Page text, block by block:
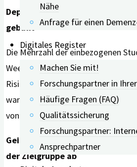
Nähe
Anfrage für einen
Digitales Register
Machen Sie mit!
Forschungspartner in
Häufige Fragen (FAQ)
Qualitätssicherung
Forschungspartner:
Ansprechpartner
Depression und Angst:
geballt
Die Mehrzahl der einbezogenen
Weekend-Warrior-Muster auch mit
Risiko für Depressionen und
war. Die Schutzwirkung war dabei
von regelmäßigem Sport.
Geistige Leistungsfähigkeit:
der Zielgruppe ab